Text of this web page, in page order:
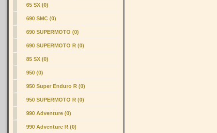
65 SX (0)
690 SMC (0)
690 SUPERMOTO (0)
690 SUPERMOTO R (0)
85 SX (0)
950 (0)
950 Super Enduro R (0)
950 SUPERMOTO R (0)
990 Adventure (0)
990 Adventure R (0)